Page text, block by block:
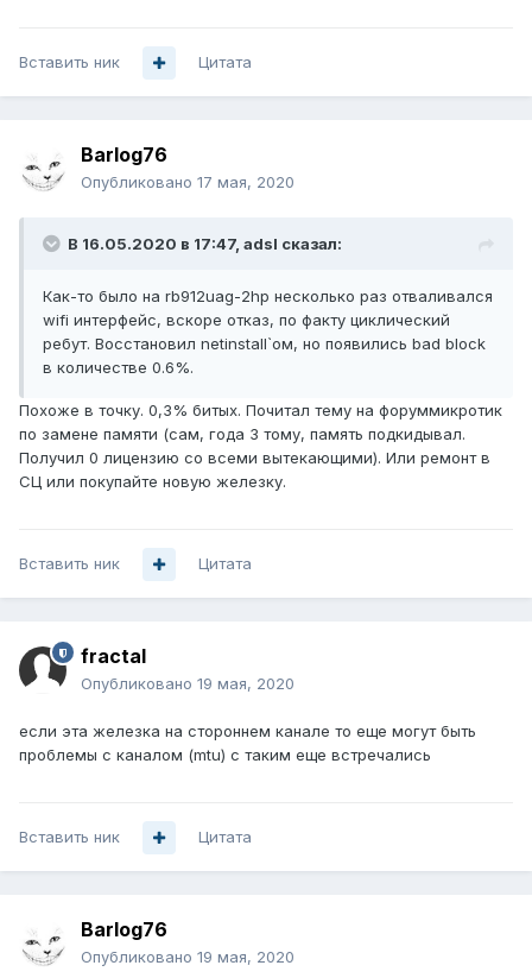
Вставить ник Цитата
Barlog76
Опубликовано 17 мая, 2020
В 16.05.2020 в 17:47, adsl сказал:
Как-то было на rb912uag-2hp несколько раз отваливался
wifi интерфейс, вскоре отказ, по факту циклический
ребут. Восстановил netinstall`ом, но появились bad block
в количестве 0.6%.
Похоже в точку. 0,3% битых. Почитал тему на форуммикротик
по замене памяти (сам, года 3 тому, память подкидывал.
Получил 0 лицензию со всеми вытекающими). Или ремонт в
СЦ или покупайте новую железку.
Вставить ник Цитата
fractal
Опубликовано 19 мая, 2020
если эта железка на стороннем канале то еще могут быть
проблемы с каналом (mtu) с таким еще встречались
Вставить ник Цитата
Barlog76
Опубликовано 19 мая, 2020